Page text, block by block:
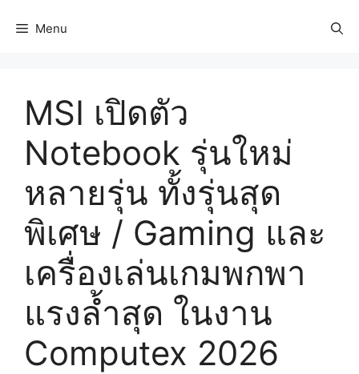
Menu
MSI เปิดตัว
Notebook รุ่นใหม่
หลายรุ่น ทั้งรุ่นสุด
พิเศษ / Gaming และ
เครื่องเล่นเกมพกพา
แรงล้ำสุด ในงาน
Computex 2026